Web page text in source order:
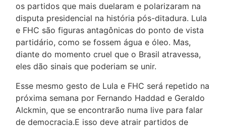
os partidos que mais duelaram e polarizaram na
disputa presidencial na história pós-ditadura. Lula
e FHC são figuras antagônicas do ponto de vista
partidário, como se fossem água e óleo. Mas,
diante do momento cruel que o Brasil atravessa,
eles dão sinais que poderiam se unir.
Esse mesmo gesto de Lula e FHC será repetido na
próxima semana por Fernando Haddad e Geraldo
Alckmin, que se encontrarão numa live para falar
de democracia.E isso deve atrair partidos de